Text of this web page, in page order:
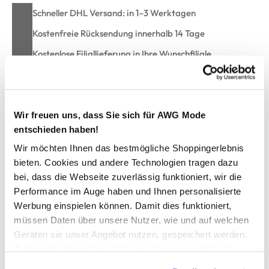
Wir freuen uns, dass Sie sich für AWG Mode
entschieden haben!
Wir möchten Ihnen das bestmögliche Shoppingerlebnis
bieten. Cookies und andere Technologien tragen dazu
bei, dass die Webseite zuverlässig funktioniert, wir die
Performance im Auge haben und Ihnen personalisierte
Werbung einspielen können. Damit dies funktioniert,
müssen Daten über unsere Nutzer, wie und auf welchen
Geräten sie unser Angebot nutzen, gespeichert werden.
Schneller DHL Versand: in 1–3 Werktagen
Kostenfreie Rücksendung innerhalb 14 Tage
Kostenlose Filiallieferung in Ihre Wunschfiliale
Kinder Arbeitshose mit vielen Taschen
funktionale Arbeitshose mit praktischen Details von Worker
mit Knopf und Reißverschluss zu schließen
Bund seitlich mit Gummizug
zwei große seitliche Eingriffstaschen und zwei Gesäßtaschen
Cargotaschen mit Klettverschuß an verschiedenen Stellen